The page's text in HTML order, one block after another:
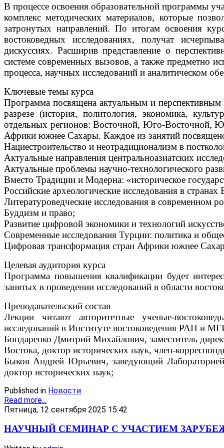
В процессе освоения образовательной программы
комплекс методических материалов, которые
затронутых направлений. По итогам освоения
востоковедных исследованиях, получат
дискуссиях. Расширив представление о
системе современных вызовов, а также предметно
процесса, научных исследований и аналитическом
Ключевые темы курса
Программа посвящена актуальным и
разрезе (история, политология, экономика,
отдельных регионов: Восточной, Юго-Восточной,
Африки южнее Сахары. Каждое из занятий
Нациестроительство и неотрадиционализм в
Актуальные направления центральноазиатских
Актуальные проблемы научно-технологического
Вместо Традиции и Модерна: «историческое
Российские археологические исследования в
Литературоведческие исследования в современном
Буддизм и право;
Развитие цифровой экономики и технологий
Современные исследования Турции: политика и
Цифровая трансформация стран Африки южнее
Целевая аудитория курса
Программа повышения квалификации будет
занятых в проведении исследований в области
Преподавательский состав
Лекции читают авторитетные ученые-
исследований в Институте востоковедения РАН
Бондаренко Дмитрий Михайлович, заместитель
Востока, доктор исторических наук, член-
Быков Андрей Юрьевич, заведующий
доктор исторических наук;
Published in Новости
Read more...
Пятница, 12 сентября 2025 15:42
НАУЧНЫЙ СЕМИНАР С УЧАСТИЕМ